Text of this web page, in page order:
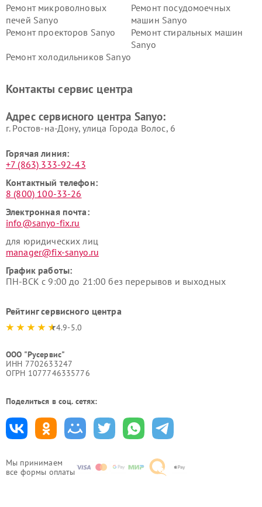
Мы принимаем
все формы оплаты
Ремонт микроволновых
печей Sanyo
Ремонт посудомоечных
машин Sanyo
Ремонт проекторов Sanyo
Ремонт стиральных машин
Sanyo
Ремонт холодильников Sanyo
Контакты сервис центра
Адрес сервисного центра Sanyo:
г. Ростов-на-Дону, улица Города Волос, 6
Горячая линия:
+7 (863) 333-92-43
Контактный телефон:
8 (800) 100-33-26
Электронная почта:
info@sanyo-fix.ru
для юридических лиц
manager@fix-sanyo.ru
График работы:
ПН-ВСК с 9:00 до 21:00 без перерывов и выходных
Рейтинг сервисного центра
4.9-5.0
ООО "Русервис"
ИНН 7702633247
ОГРН 1077746335776
Поделиться в соц. сетях: